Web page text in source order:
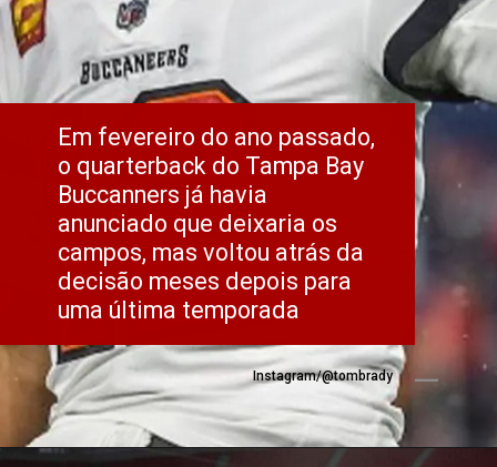
Em fevereiro do ano passado,
o quarterback do Tampa Bay
Buccanners já havia
anunciado que deixaria os
campos, mas voltou atrás da
decisão meses depois para
uma última temporada
Instagram/@tombrady